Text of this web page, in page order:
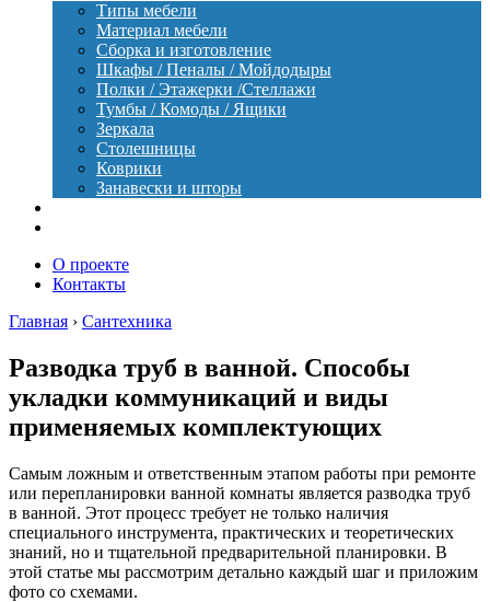
Типы мебели
Материал мебели
Сборка и изготовление
Шкафы / Пеналы / Мойдодыры
Полки / Этажерки /Стеллажи
Тумбы / Комоды / Ящики
Зеркала
Столешницы
Коврики
Занавески и шторы
О проекте
Контакты
Главная › Сантехника
Разводка труб в ванной. Способы
укладки коммуникаций и виды
применяемых комплектующих
Самым ложным и ответственным этапом работы при ремонте
или перепланировки ванной комнаты является разводка труб
в ванной. Этот процесс требует не только наличия
специального инструмента, практических и теоретических
знаний, но и тщательной предварительной планировки. В
этой статье мы рассмотрим детально каждый шаг и приложим
фото со схемами.